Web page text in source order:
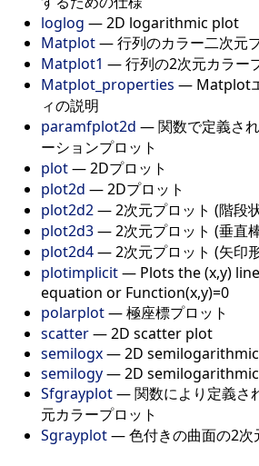
loglog —2D logarithmic plot
Matplot—行列のカラー二次元
Matplot1 —行列の2次元カラー
Matplot_properties — Matplot
ィの説明
paramfplot2d —関数で定義さ
ーションプロット
plot—2Dプロット
plot2d —2Dプロット
plot2d2—2次元プロット (階段
plot2d3—2次元プロット (垂直
plot2d4—2次元プロット (矢印
plotimplicit— Plots the (x,y)
equation or Function(x,y)=0
polarplot—極座標プロット
scatter—2D scatter plot
semilogx—2D
semilogy—2D
Sfgrayplot—関数により定義さ
元カラープロット
Sgrayplot—色付きの曲面の2次